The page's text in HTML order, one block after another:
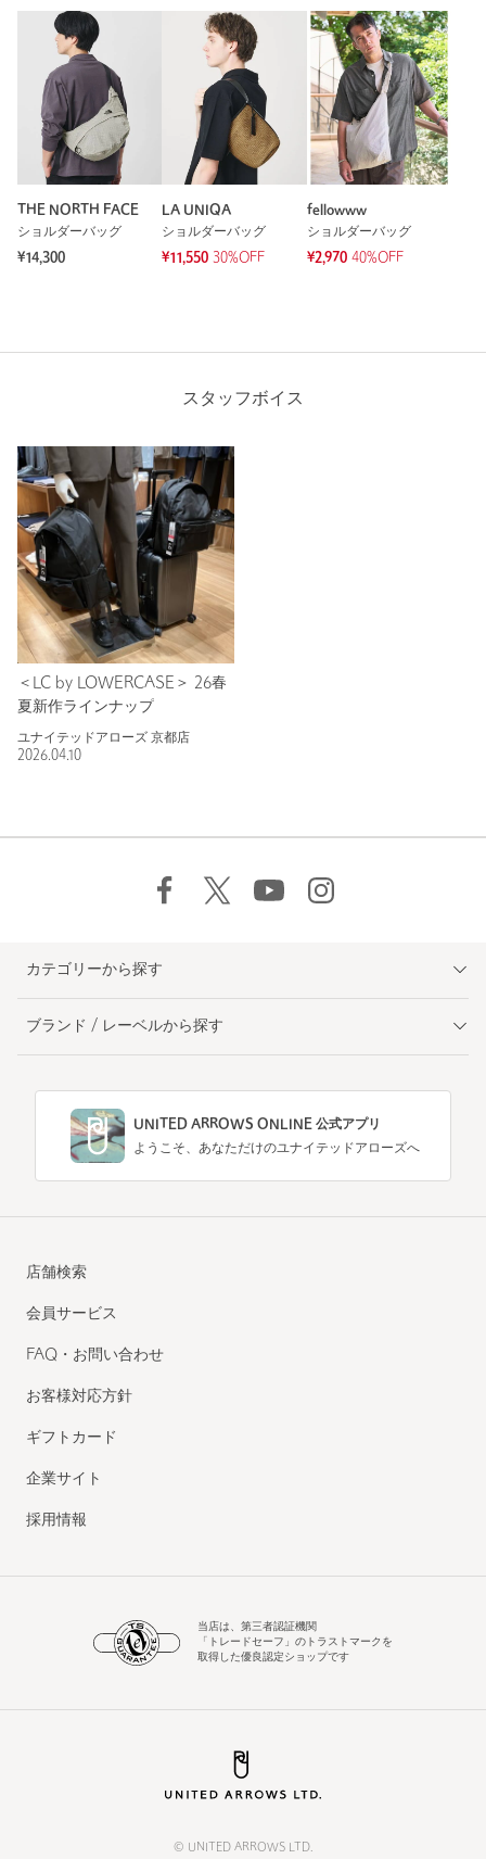
THE NORTH FACE
ショルダーバッグ
¥14,300
LA UNIQA
ショルダーバッグ
¥11,550 30%OFF
fellowww
ショルダーバッグ
¥2,970 40%OFF
スタッフボイス
＜LC by LOWERCASE＞ 26春
夏新作ラインナップ
ユナイテッドアローズ 京都店
2026.04.10
カテゴリーから探す
ブランド / レーベルから探す
UNITED ARROWS ONLINE 公式アプリ
ようこそ、あなただけのユナイテッドアローズへ
店舗検索
会員サービス
FAQ・お問い合わせ
お客様対応方針
ギフトカード
企業サイト
採用情報
当店は、第三者認証機関
「トレードセーフ」のトラストマークを
取得した優良認定ショップです
© UNITED ARROWS LTD.